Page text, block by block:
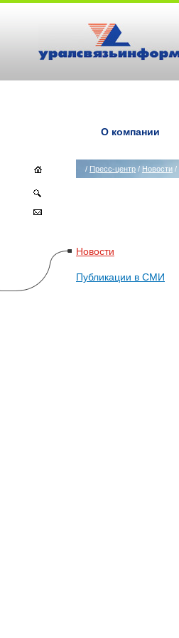
О компании
/ Пресс-центр / Новости /
Новости
Публикации в СМИ